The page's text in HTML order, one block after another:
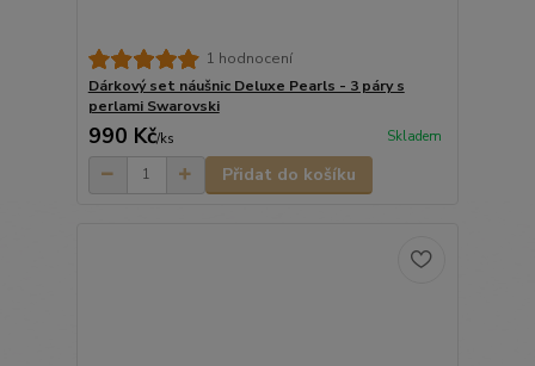
1 hodnocení
Dárkový set náušnic Deluxe Pearls - 3 páry s
perlami Swarovski
990 Kč/ks Skladem
Přidat do košíku